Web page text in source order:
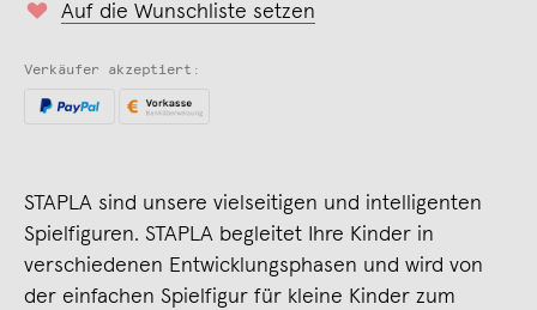
Auf die Wunschliste setzen
Verkäufer akzeptiert:
STAPLA sind unsere vielseitigen und intelligenten
Spielfiguren. STAPLA begleitet Ihre Kinder in
verschiedenen Entwicklungsphasen und wird von
der einfachen Spielfigur für kleine Kinder zum